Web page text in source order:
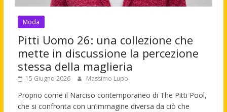
Moda
Pitti Uomo 26: una collezione che
mette in discussione la percezione
stessa della maglieria
15 Giugno 2026 Massimo Lupo
Proprio come il Narciso contemporaneo di The Pitti Pool,
che si confronta con un’immagine diversa da ciò che